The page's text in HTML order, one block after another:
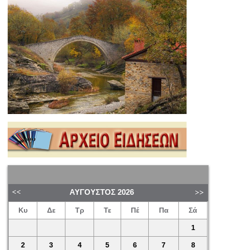
ΑΎΓΟΥΣΤΟΣ 2026
Κυ Δε Τρ Τε Πέ Πα Σά
1
2 3 4 5 6 7 8